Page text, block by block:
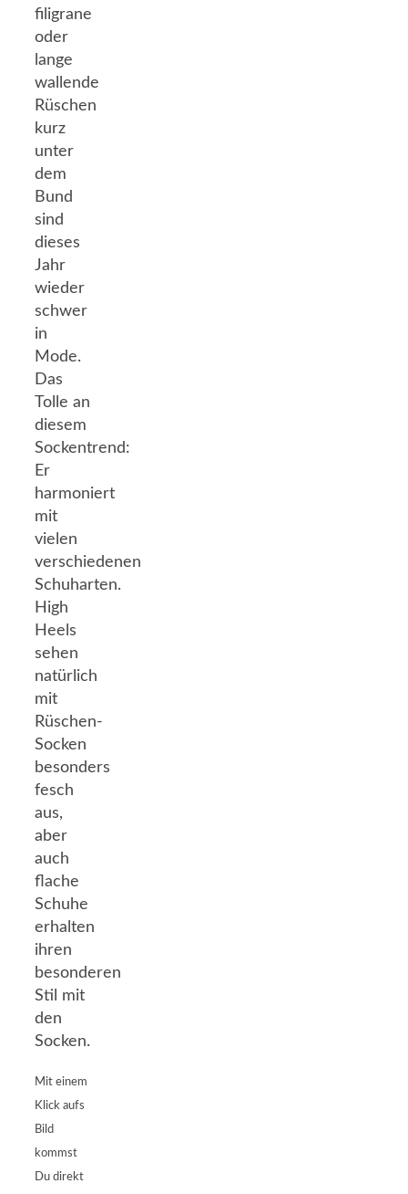
filigrane
oder
lange
wallende
Rüschen
kurz
unter
dem
Bund
sind
dieses
Jahr
wieder
schwer
in
Mode.
Das
Tolle an
diesem
Sockentrend:
Er
harmoniert
mit
vielen
verschiedenen
Schuharten.
High
Heels
sehen
natürlich
mit
Rüschen-
Socken
besonders
fesch
aus,
aber
auch
flache
Schuhe
erhalten
ihren
besonderen
Stil mit
den
Socken.
Mit einem
Klick aufs
Bild
kommst
Du direkt